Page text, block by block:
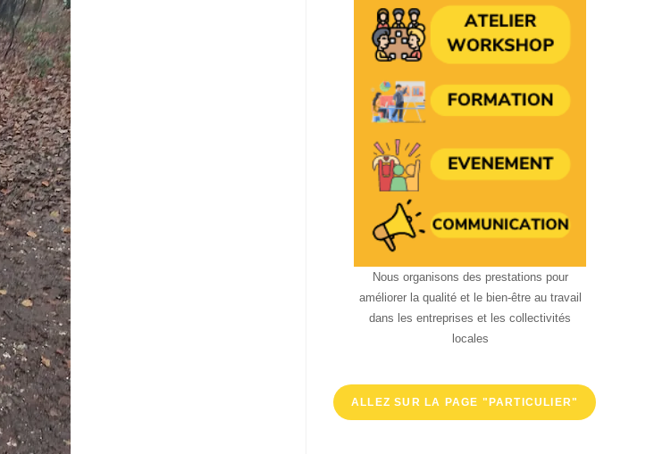
Nous organisons des prestations pour
améliorer la qualité et le bien-être au travail
dans les entreprises et les collectivités
locales
ALLEZ SUR LA PAGE "PARTICULIER"